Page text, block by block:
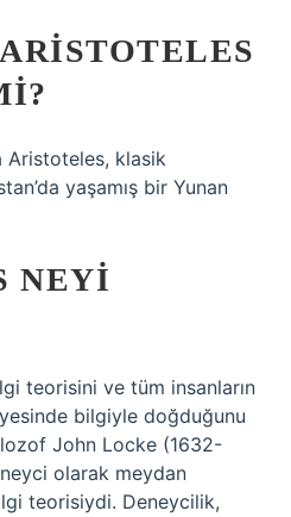
Aristoteles, klasik
yaşamış bir Yunan
NEYI
teorisini ve tüm insanların
bilgiyle doğduğunu
John Locke (1632-
olarak meydan
teorisiydi. Deneycilik,